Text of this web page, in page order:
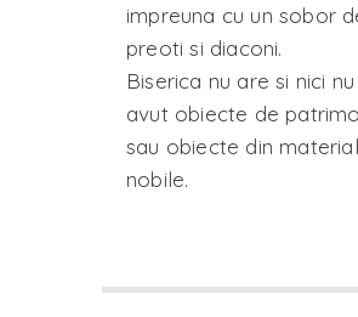
impreuna cu un sobor
preoti si diaconi.
Biserica nu are si nici
avut obiecte de
sau obiecte din
nobile.